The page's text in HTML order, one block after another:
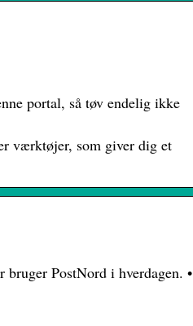
portal, så tøv endelig ikke
værktøjer, som giver dig et
PostNord i hverdagen. •